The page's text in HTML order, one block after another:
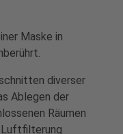
Maske in
diverser
Ablegen der
Räumen
Luftfilterung